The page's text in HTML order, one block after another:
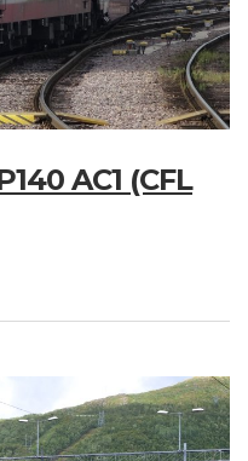
AC1 (CFL